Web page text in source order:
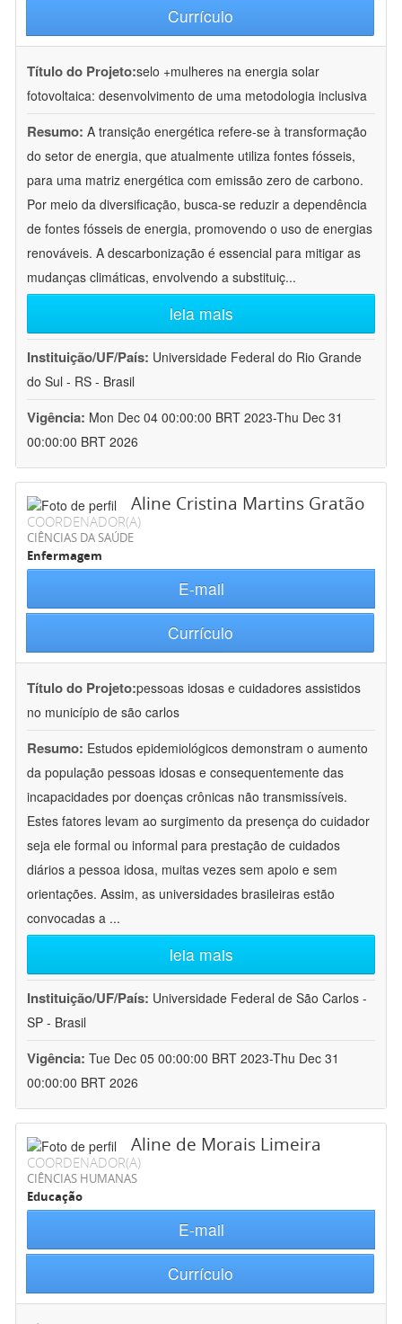
Currículo
Título do Projeto:selo +mulheres na energia solar
fotovoltaica: desenvolvimento de uma metodologia inclusiva
Resumo: A transição energética refere-se à transformação
do setor de energia, que atualmente utiliza fontes fósseis,
para uma matriz energética com emissão zero de carbono.
Por meio da diversificação, busca-se reduzir a dependência
de fontes fósseis de energia, promovendo o uso de energias
renováveis. A descarbonização é essencial para mitigar as
mudanças climáticas, envolvendo a substituiç...
leia mais
Instituição/UF/País: Universidade Federal do Rio Grande
do Sul - RS - Brasil
Vigência: Mon Dec 04 00:00:00 BRT 2023-Thu Dec 31
00:00:00 BRT 2026
Aline Cristina Martins Gratão
COORDENADOR(A)
CIÊNCIAS DA SAÚDE
Enfermagem
E-mail
Currículo
Título do Projeto:pessoas idosas e cuidadores assistidos
no município de são carlos
Resumo: Estudos epidemiológicos demonstram o aumento
da população pessoas idosas e consequentemente das
incapacidades por doenças crônicas não transmissíveis.
Estes fatores levam ao surgimento da presença do cuidador
seja ele formal ou informal para prestação de cuidados
diários a pessoa idosa, muitas vezes sem apoio e sem
orientações. Assim, as universidades brasileiras estão
convocadas a ...
leia mais
Instituição/UF/País: Universidade Federal de São Carlos -
SP - Brasil
Vigência: Tue Dec 05 00:00:00 BRT 2023-Thu Dec 31
00:00:00 BRT 2026
Aline de Morais Limeira
COORDENADOR(A)
CIÊNCIAS HUMANAS
Educação
E-mail
Currículo